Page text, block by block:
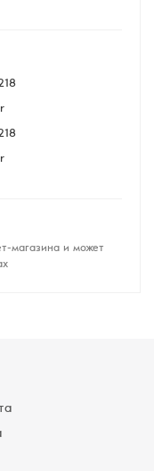
магазина и может